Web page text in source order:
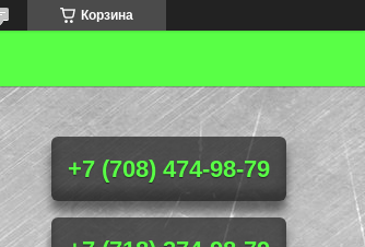
Корзина
+7 (708) 474-98-79